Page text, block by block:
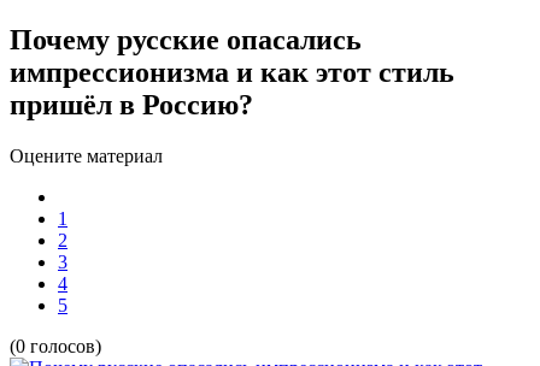
Почему русские опасались
импрессионизма и как этот стиль
пришёл в Россию?
Оцените материал
1
2
3
4
5
(0 голосов)